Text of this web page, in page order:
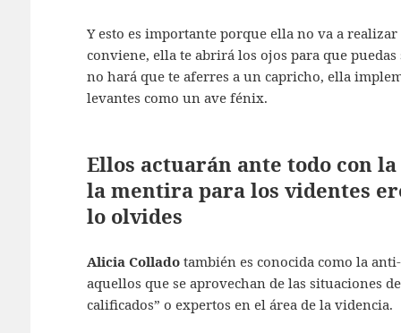
Y esto es importante porque ella no va a
conviene, ella te abrirá los ojos para que
no hará que te aferres a un capricho, ella
levantes como un ave fénix.
Ellos actuarán ante todo con
la mentira para los videntes
lo olvides
Alicia Colladotambién es conocida como la
aquellos que se aprovechan de las situaciones
calificados” o expertos en el área de la videncia.